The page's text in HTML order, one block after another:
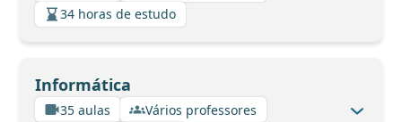
34 horas de estudo
Informática
35 aulas
Vários professores